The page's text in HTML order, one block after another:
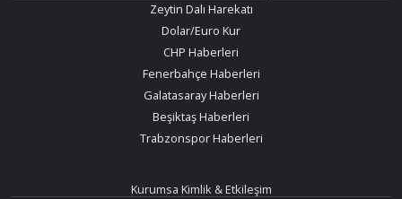
Zeytin Dalı Harekatı
Dolar/Euro Kur
CHP Haberleri
Fenerbahçe Haberleri
Galatasaray Haberleri
Beşiktaş Haberleri
Trabzonspor Haberleri
Kurumsa Kimlik & Etkileşim